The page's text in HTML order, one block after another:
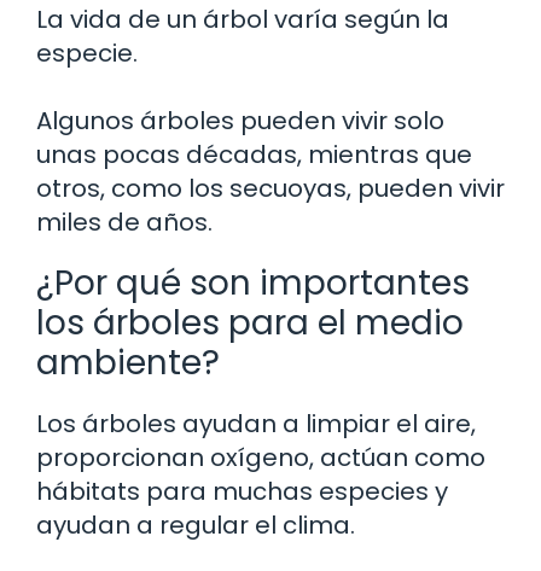
La vida de un árbol varía según la
especie.
Algunos árboles pueden vivir solo
unas pocas décadas, mientras que
otros, como los secuoyas, pueden vivir
miles de años.
¿Por qué son importantes
los árboles para el medio
ambiente?
Los árboles ayudan a limpiar el aire,
proporcionan oxígeno, actúan como
hábitats para muchas especies y
ayudan a regular el clima.